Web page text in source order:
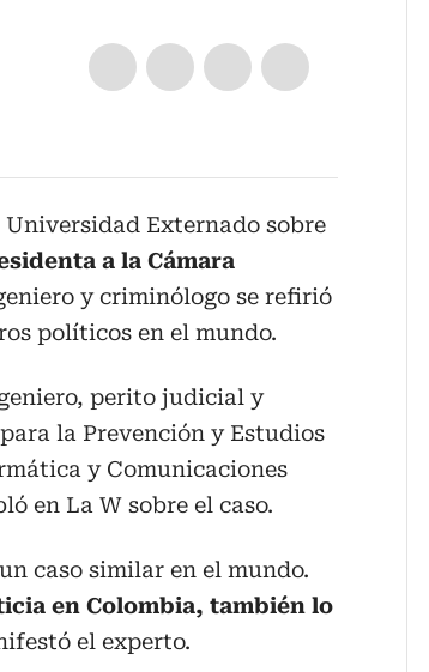
Externado sobre
a la Cámara
y criminólogo se refirió
políticos en el mundo.
perito judicial y
la Prevención y Estudios
y Comunicaciones
en La W sobre el caso.
caso similar en el mundo.
en Colombia, también lo
el experto.